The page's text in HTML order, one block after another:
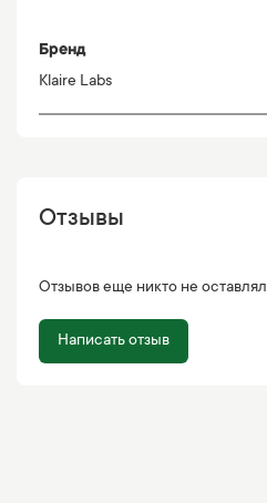
Бренд
Klaire Labs
Отзывы
Отзывов еще никто не оставлял
Написать отзыв